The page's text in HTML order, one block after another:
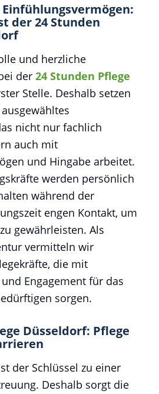
der 24 Stunden
und herzliche
der 24 Stunden Pflege
Stelle. Deshalb setzen
nicht nur fachlich
auch mit
und Hingabe arbeitet.
werden persönlich
während der
engen Kontakt, um
gewährleisten. Als
vermitteln wir
die mit
Engagement für das
sorgen.
Düsseldorf: Pflege
der Schlüssel zu einer
Deshalb sorgt die